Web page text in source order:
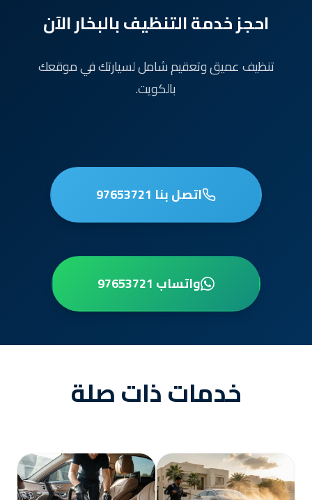
احجز خدمة التنظيف بالبخار الآن
تنظيف عميق وتعقيم شامل لسيارتك في موقعك
بالكويت.
اتصل بنا 97653721
واتساب 97653721
خدمات ذات صلة